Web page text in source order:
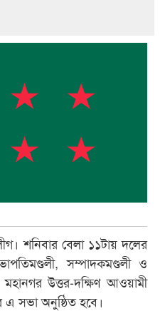
শনিবার বেলা ১১টায় দলের
সম্পাদকমণ্ডলী ও
মহানগর উত্তর-দক্ষিণ আওয়ামী
সভা অনুষ্ঠিত হবে।